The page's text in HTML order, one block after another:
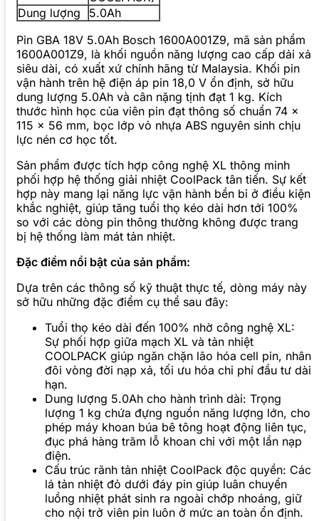
Dung lượng
5.0Ah
Pin GBA 18V 5.0Ah Bosch 1600A001Z9, mã sản phẩm
1600A001Z9, là khối nguồn năng lượng cao cấp dải xả
siêu dài, có xuất xứ chính hãng từ Malaysia. Khối pin
vận hành trên hệ điện áp pin 18,0 V ổn định, sở hữu
dung lượng 5.0Ah và cân nặng tịnh đạt 1 kg. Kích
thước hình học của viên pin đạt thông số chuẩn 74 x
115 x 56 mm, bọc lớp vỏ nhựa ABS nguyên sinh chịu
lực nén cơ học tốt.
Sản phẩm được tích hợp công nghệ XL thông minh
phối hợp hệ thống giải nhiệt CoolPack tân tiến. Sự kết
hợp này mang lại năng lực vận hành bền bỉ ở điều kiện
khắc nghiệt, giúp tăng tuổi thọ kéo dài hơn tới 100%
so với các dòng pin thông thường không được trang
bị hệ thống làm mát tản nhiệt.
Đặc điểm nổi bật của sản phẩm:
Dựa trên các thông số kỹ thuật thực tế, dòng máy này
sở hữu những đặc điểm cụ thể sau đây:
Tuổi thọ kéo dài đến 100% nhờ công nghệ XL:
Sự phối hợp giữa mạch XL và tản nhiệt
COOLPACK giúp ngăn chặn lão hóa cell pin, nhân
đôi vòng đời nạp xả, tối ưu hóa chi phí đầu tư dài
hạn.
Dung lượng 5.0Ah cho hành trình dài: Trọng
lượng 1 kg chứa đựng nguồn năng lượng lớn, cho
phép máy khoan búa bê tông hoạt động liên tục,
đục phá hàng trăm lỗ khoan chỉ với một lần nạp
điện.
Cấu trúc rãnh tản nhiệt CoolPack độc quyền: Các
lá tản nhiệt đỏ dưới đáy pin giúp luân chuyển
luồng nhiệt phát sinh ra ngoài chớp nhoáng, giữ
cho nội trở viên pin luôn ở mức an toàn ổn định.